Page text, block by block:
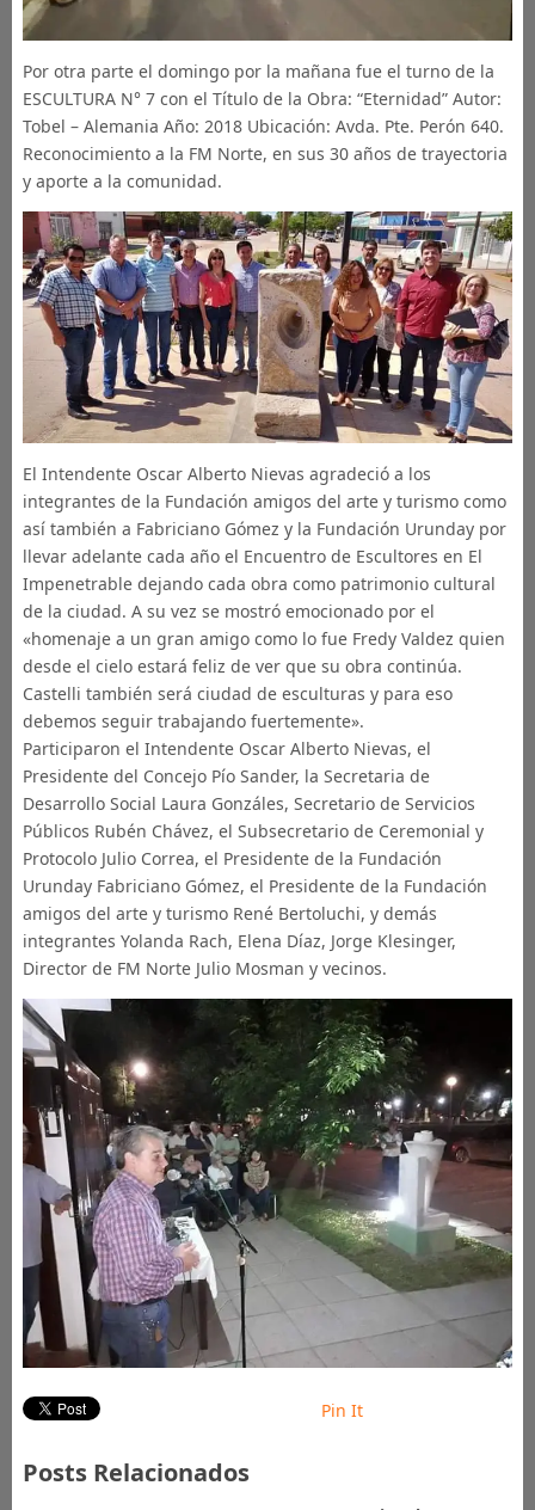
Por otra parte el domingo por la mañana fue el turno de la
ESCULTURA N° 7 con el Título de la Obra: “Eternidad” Autor:
Tobel – Alemania Año: 2018 Ubicación: Avda. Pte. Perón 640.
Reconocimiento a la FM Norte, en sus 30 años de trayectoria
y aporte a la comunidad.
El Intendente Oscar Alberto Nievas agradeció a los
integrantes de la Fundación amigos del arte y turismo como
así también a Fabriciano Gómez y la Fundación Urunday por
llevar adelante cada año el Encuentro de Escultores en El
Impenetrable dejando cada obra como patrimonio cultural
de la ciudad. A su vez se mostró emocionado por el
«homenaje a un gran amigo como lo fue Fredy Valdez quien
desde el cielo estará feliz de ver que su obra continúa.
Castelli también será ciudad de esculturas y para eso
debemos seguir trabajando fuertemente».
Participaron el Intendente Oscar Alberto Nievas, el
Presidente del Concejo Pío Sander, la Secretaria de
Desarrollo Social Laura Gonzáles, Secretario de Servicios
Públicos Rubén Chávez, el Subsecretario de Ceremonial y
Protocolo Julio Correa, el Presidente de la Fundación
Urunday Fabriciano Gómez, el Presidente de la Fundación
amigos del arte y turismo René Bertoluchi, y demás
integrantes Yolanda Rach, Elena Díaz, Jorge Klesinger,
Director de FM Norte Julio Mosman y vecinos.
Pin It
Posts Relacionados